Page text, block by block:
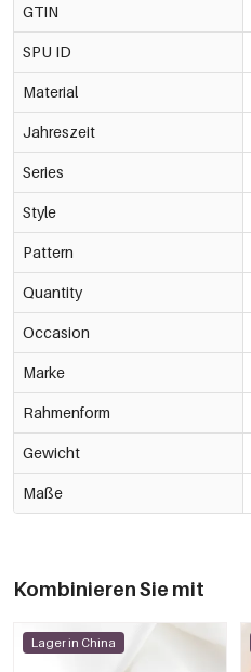
GTIN
SPU ID
Material
Jahreszeit
Series
Style
Pattern
Quantity
Occasion
Marke
Rahmenform
Gewicht
Maße
Kombinieren Sie mit
Lager in China